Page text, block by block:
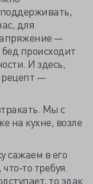
поддерживать,
для
—
происходит
И здесь,
—
Мы с
на кухне, возле
сажаем в его
то требуя.
то эдак.